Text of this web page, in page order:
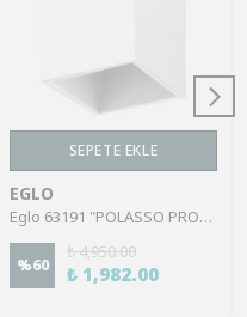
SEPETE EKLE
EGLO
Eglo 63191 "POLASSO PRO" 10 Cm Uzunluğunda Alüminyum Beyaz Tavan Armatürü
%60
₺ 4,950.00
₺ 1,982.00